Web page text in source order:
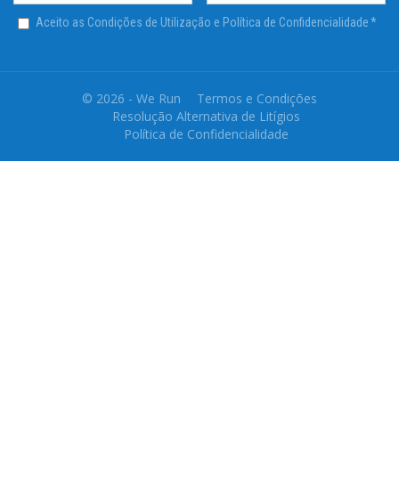
Aceito as Condições de Utilização e Política de Confidencialidade*
© 2026 - We Run
Termos e Condições
Resolução Alternativa de Litígios
Política de Confidencialidade